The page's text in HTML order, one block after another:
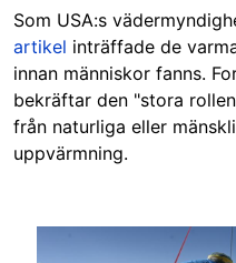
Som USA:s
artikel inträffade de
innan människor fanns.
bekräftar den "stora
från naturliga eller
uppvärmning.